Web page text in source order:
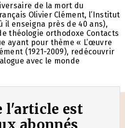
de la mort du
Olivier Clément, l’Institut
il enseigna près de 40 ans),
théologie orthodoxe Contacts
ayant pour thème « L’œuvre
(1921-2009), redécouvrir
avec le monde
l'article est
abonnés